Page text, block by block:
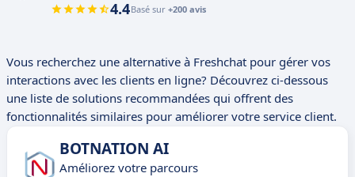
4.4Basé sur +200 avis
Vous recherchez une alternative à Freshchat pour gérer vos
interactions avec les clients en ligne? Découvrez ci-dessous
une liste de solutions recommandées qui offrent des
fonctionnalités similaires pour améliorer votre service client.
BOTNATION AI
Améliorez votre parcours